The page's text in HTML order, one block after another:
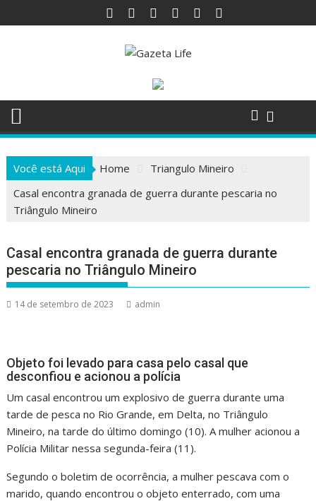
to
Você está Aqui Home
Triangulo Mineiro
Casal encontra granada de guerra durante pescaria no
Triângulo Mineiro
Casal encontra granada de guerra durante
pescaria no Triângulo Mineiro
14 de setembro de 2023 admin
Objeto foi levado para casa pelo casal que
desconfiou e acionou a polícia
Um casal encontrou um explosivo de guerra durante uma
tarde de pesca no Rio Grande, em Delta, no Triângulo
Mineiro, na tarde do último domingo (10). A mulher acionou a
Polícia Militar nessa segunda-feira (11).
Segundo o boletim de ocorrência, a mulher pescava com o
marido, quando encontrou o objeto enterrado, com uma